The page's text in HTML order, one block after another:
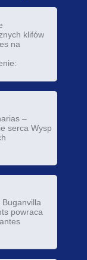
klifów
na
–
serca Wysp
Buganvilla
powraca